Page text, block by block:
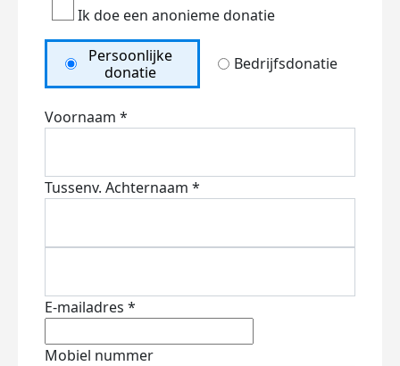
Ik doe een anonieme donatie
Persoonlijke
donatie
Bedrijfsdonatie
Voornaam *
Tussenv. Achternaam *
E-mailadres *
Mobiel nummer